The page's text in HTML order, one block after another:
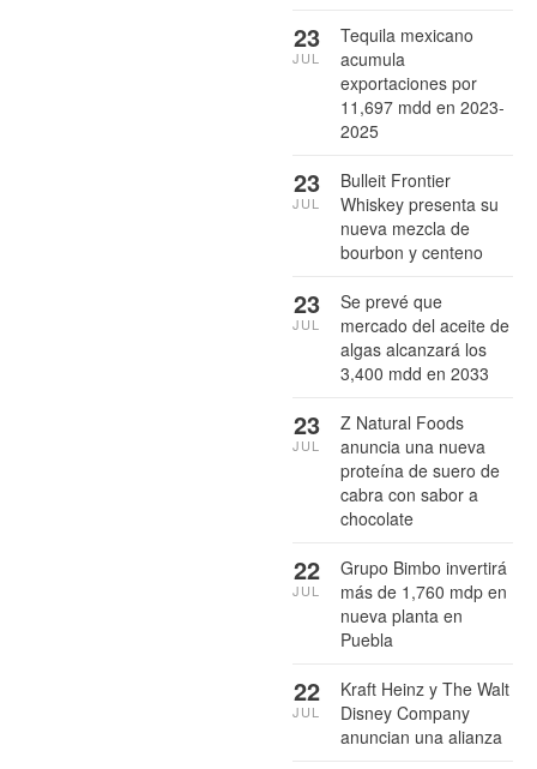
Tequila mexicano
acumula
exportaciones por
11,697 mdd en 2023-
2025
23
JUL
Bulleit Frontier
Whiskey presenta su
nueva mezcla de
bourbon y centeno
23
JUL
Se prevé que
mercado del aceite de
algas alcanzará los
3,400 mdd en 2033
23
JUL
Z Natural Foods
anuncia una nueva
proteína de suero de
cabra con sabor a
chocolate
23
JUL
Grupo Bimbo invertirá
más de 1,760 mdp en
nueva planta en
Puebla
22
JUL
Kraft Heinz y The Walt
Disney Company
anuncian una alianza
22
JUL